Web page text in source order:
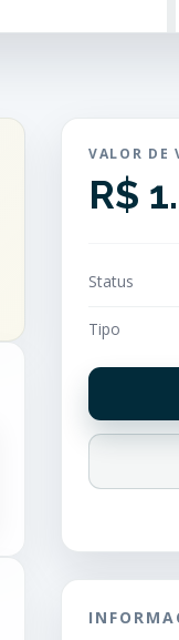
VALOR DE
R$
Status
Tipo